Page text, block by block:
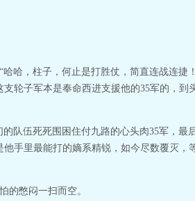
哈，柱子，何止是打胜仗，简直连战连捷
轮子军本是奉命西进支援他的35军的，到
队伍死死围困住付九路的心头肉35军，最
手里最能打的嫡系精锐，如今尽数覆灭，
的憋闷一扫而空。